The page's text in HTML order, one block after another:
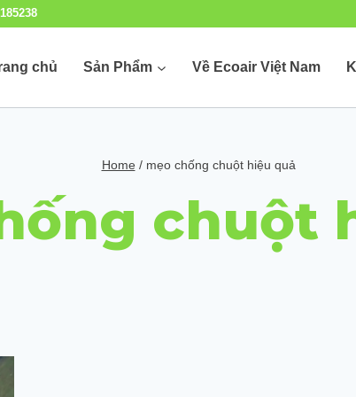
chủ Sản Phẩm Về Ecoair Việt Nam
Home / mẹo chống chuột hiệu quả
chuột